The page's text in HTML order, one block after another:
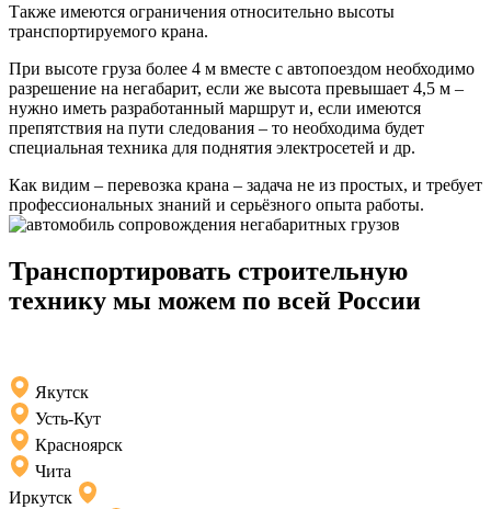
Также имеются ограничения относительно высоты
транспортируемого крана.
При высоте груза более 4 м вместе с автопоездом необходимо
разрешение на негабарит, если же высота превышает 4,5 м –
нужно иметь разработанный маршрут и, если имеются
препятствия на пути следования – то необходима будет
специальная техника для поднятия электросетей и др.
Как видим – перевозка крана – задача не из простых, и требует
профессиональных знаний и серьёзного опыта работы.
Транспортировать строительную
технику мы можем по всей России
Якутск
Усть-Кут
Красноярск
Чита
Иркутск